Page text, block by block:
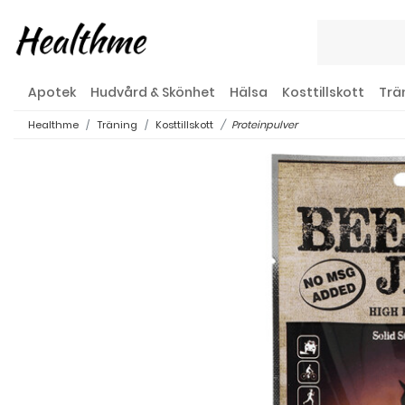
Apotek Hudvård & Skönhet Hälsa Kosttillskott
Healthme Träning Kosttillskott Proteinpulver